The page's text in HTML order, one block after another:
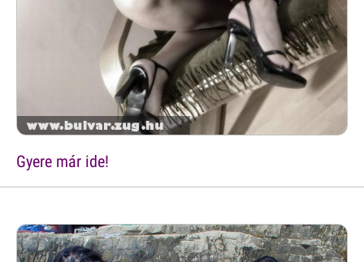
Gyere már ide!